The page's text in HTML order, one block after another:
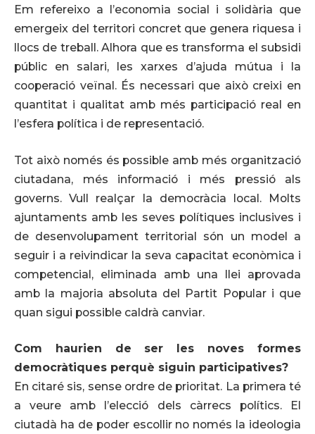
Em refereixo a l’economia social i solidària que
emergeix del territori concret que genera riquesa i
llocs de treball. Alhora que es transforma el subsidi
públic en salari, les xarxes d’ajuda mútua i la
cooperació veïnal. És necessari que això creixi en
quantitat i qualitat amb més participació real en
l’esfera política i de representació.
Tot això només és possible amb més organització
ciutadana, més informació i més pressió als
governs. Vull realçar la democràcia local. Molts
ajuntaments amb les seves polítiques inclusives i
de desenvolupament territorial són un model a
seguir i a reivindicar la seva capacitat econòmica i
competencial, eliminada amb una llei aprovada
amb la majoria absoluta del Partit Popular i que
quan sigui possible caldrà canviar.
Com haurien de ser les noves formes
democràtiques perquè siguin participatives?
En citaré sis, sense ordre de prioritat. La primera té
a veure amb l’elecció dels càrrecs polítics. El
ciutadà ha de poder escollir no només la ideologia